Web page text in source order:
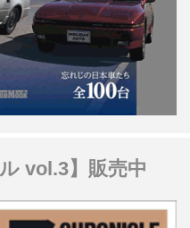
vol.3】販売中